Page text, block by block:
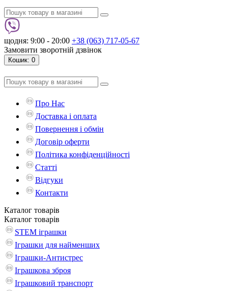
щодня: 9:00 - 20:00 +38 (063) 717-05-67
Замовити зворотній дзвінок
Кошик: 0
Про Нас
Доставка і оплата
Повернення і обмін
Договір оферти
Політика конфіденційності
Статті
Відгуки
Контакти
Каталог товарів
Каталог товарів
STEM іграшки
Іграшки для найменших
Іграшки-Антистрес
Іграшкова зброя
Іграшковий транспорт